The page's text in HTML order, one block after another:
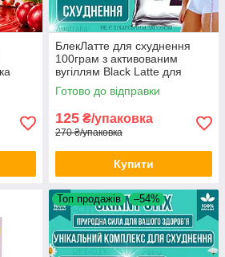
БлекЛатте для схуднення
100грам з активованим
вугіллям Black Latte для
зниження ваги та стрункої
фігури
Готово до відправки
125 ₴/упаковка
270 ₴/упаковка
Купити
Топ продажів –54%